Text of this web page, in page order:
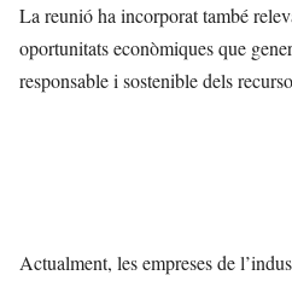
La reunió ha incorporat també
oportunitats econòmiques que
responsable i sostenible dels
Actualment, les empreses de